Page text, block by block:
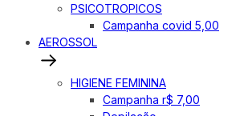
PSICOTROPICOS
Campanha covid 5,00
AEROSSOL
HIGIENE FEMININA
Campanha r$ 7,00